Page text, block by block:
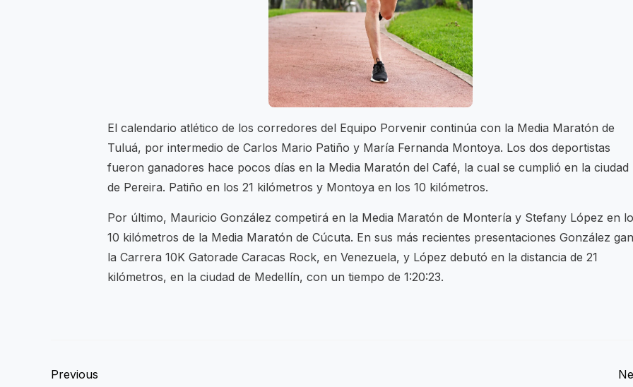
El calendario atlético de los corredores del Equipo Porvenir continúa con la Media Maratón de
Tuluá, por intermedio de Carlos Mario Patiño y María Fernanda Montoya. Los dos deportistas
fueron ganadores hace pocos días en la Media Maratón del Café, la cual se cumplió en la ciudad
de Pereira. Patiño en los 21 kilómetros y Montoya en los 10 kilómetros.
Por último, Mauricio González competirá en la Media Maratón de Montería y Stefany López en
10 kilómetros de la Media Maratón de Cúcuta. En sus más recientes presentaciones González
la Carrera 10K Gatorade Caracas Rock, en Venezuela, y López debutó en la distancia de 21
kilómetros, en la ciudad de Medellín, con un tiempo de 1:20:23.
Previous